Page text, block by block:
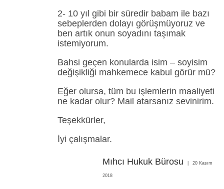
2- 10 yıl gibi bir süredir babam ile bazı
sebeplerden dolayı görüşmüyoruz ve
ben artık onun soyadını taşımak
istemiyorum.
Bahsi geçen konularda isim – soyisim
değişikliği mahkemece kabul görür mü?
Eğer olursa, tüm bu işlemlerin maaliyeti
ne kadar olur? Mail atarsanız sevinirim.
Teşekkürler,
İyi çalışmalar.
Mıhcı Hukuk Bürosu 20 Kasım
2018